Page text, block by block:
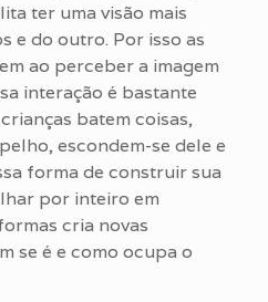
ter uma visão mais
e do outro. Por isso as
ao perceber a imagem
interação é bastante
batem coisas,
escondem-se dele e
forma de construir sua
por inteiro em
cria novas
se é e como ocupa o